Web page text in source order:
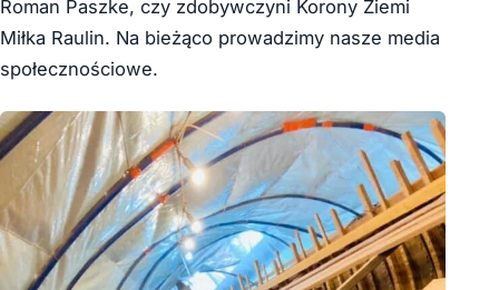
Roman Paszke, czy zdobywczyni Korony Ziemi
Miłka Raulin. Na bieżąco prowadzimy nasze media
społecznościowe.